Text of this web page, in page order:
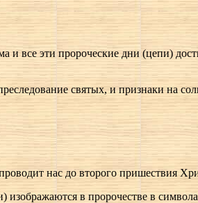
все эти пророческие дни (цепи)
святых, и признаки на
нас до второго пришествия
изображаются в пророчестве в